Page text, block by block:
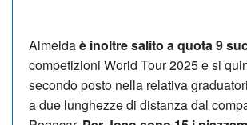
Almeidaè inoltre salito a quota 9
competizioni World Tour 2025 e si
secondo posto nella relativa
a due lunghezze di distanza dal